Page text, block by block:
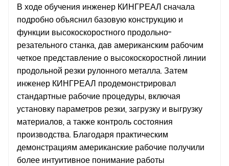
В ходе обучения инженер КИНГРЕАЛ сначала
подробно объяснил базовую конструкцию и
функции высокоскоростного продольно-
резательного станка, дав американским рабочим
четкое представление о высокоскоростной линии
продольной резки рулонного металла. Затем
инженер КИНГРЕАЛ продемонстрировал
стандартные рабочие процедуры, включая
установку параметров резки, загрузку и выгрузку
материалов, а также контроль состояния
производства. Благодаря практическим
демонстрациям американские рабочие получили
более интуитивное понимание работы